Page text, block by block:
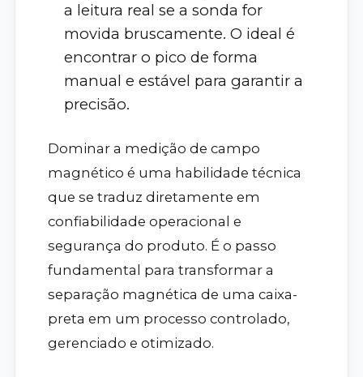
a leitura real se a sonda for
movida bruscamente. O ideal é
encontrar o pico de forma
manual e estável para garantir a
precisão.
Dominar a medição de campo
magnético é uma habilidade técnica
que se traduz diretamente em
confiabilidade operacional e
segurança do produto. É o passo
fundamental para transformar a
separação magnética de uma caixa-
preta em um processo controlado,
gerenciado e otimizado.